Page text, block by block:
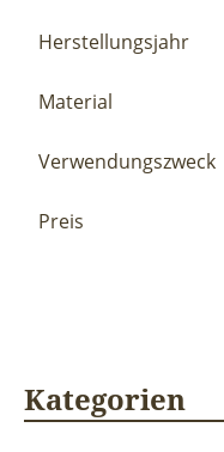
Herstellungsjahr
Material
Verwendungszweck
Preis
Kategorien